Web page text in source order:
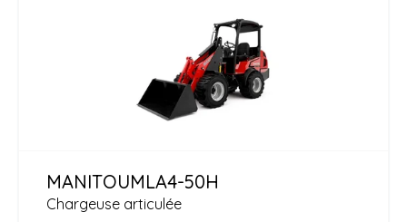
Chargeuse articulée
MANITOUMLA4-50H